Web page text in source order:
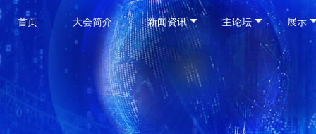
首页 大会简介 新闻资讯 主论坛 展示